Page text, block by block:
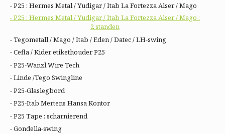
- P25 : Hermes Metal / Yudigar / Itab La Fortezza Alser / Mago
- P25 : Hermes Metal / Yudigar / Itab La Fortezza Alser / Mago :
2 standen
- Tegometall / Mago / Itab / Eden / Datec / LH-swing
- Cefla / Kider etikethouder P25
- P25-Wanzl Wire Tech
- Linde /Tego Swingline
- P25-Glaslegbord
- P25-Itab Mertens Hansa Kontor
- P25 Tape : scharnierend
- Gondella-swing